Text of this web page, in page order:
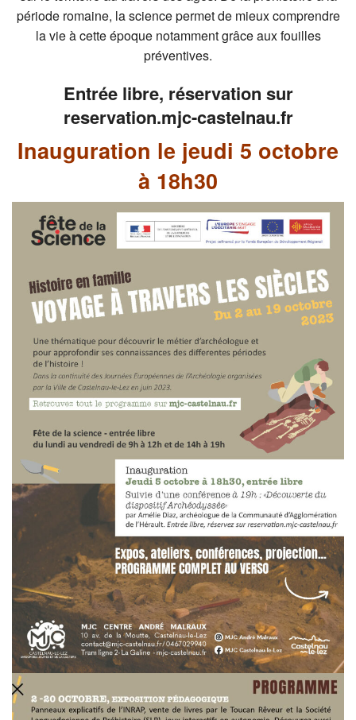
période romaine, la science permet de mieux comprendre
la vie à cette époque notamment grâce aux fouilles
préventives.
Entrée libre, réservation sur
reservation.mjc-castelnau.fr
Inauguration le jeudi 5 octobre
à 18h30